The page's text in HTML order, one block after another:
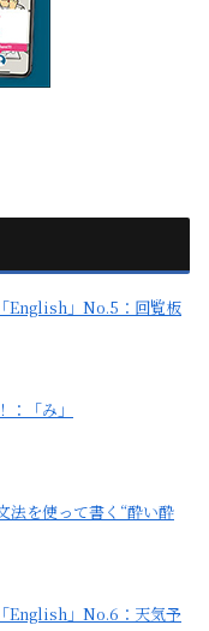
English」No.5：回覧板
「み」
を使って書く“酔い酔
English」No.6：天気予